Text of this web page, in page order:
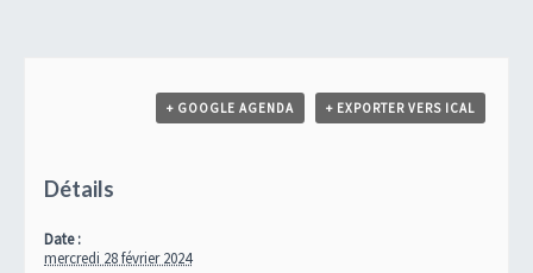
+ GOOGLE AGENDA + EXPORTER VERS ICAL
Détails
Date :
mercredi 28 février 2024